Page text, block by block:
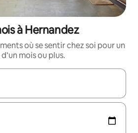
à Hernandez
où se sentir chez soi pour un
mois ou plus.
affichés, parcourez-les en utilisant